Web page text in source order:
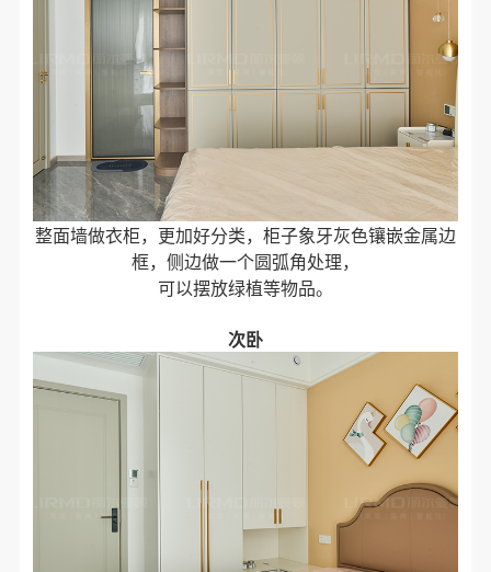
整面墙做衣柜，更加好分类，柜子象牙灰色镶嵌金属边
框，侧边做一个圆弧角处理，
可以摆放绿植等物品。
次卧